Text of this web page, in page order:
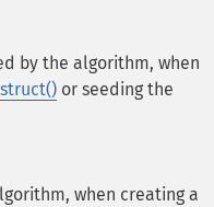
by the algorithm, when
or seeding the
when creating a